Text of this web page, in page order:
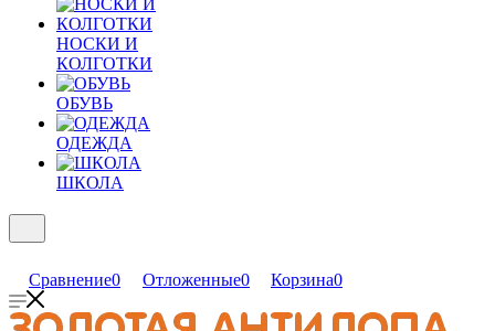
НОСКИ И
КОЛГОТКИ
ОБУВЬ
ОДЕЖДА
ШКОЛА
Сравнение0 Отложенные0 Корзина0